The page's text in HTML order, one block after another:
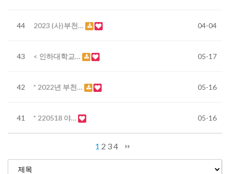
44 2023 (사)부천… 04-04
43 < 인하대학교… 05-17
42 * 2022년 부천… 05-16
41 * 220518 야… 05-16
1 2 34